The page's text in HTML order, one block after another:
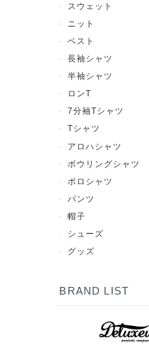
スウェット
ニット
ベスト
長袖シャツ
半袖シャツ
ロンT
7分袖Tシャツ
Tシャツ
アロハシャツ
ボウリングシャツ
ポロシャツ
パンツ
帽子
シューズ
グッズ
BRAND LIST